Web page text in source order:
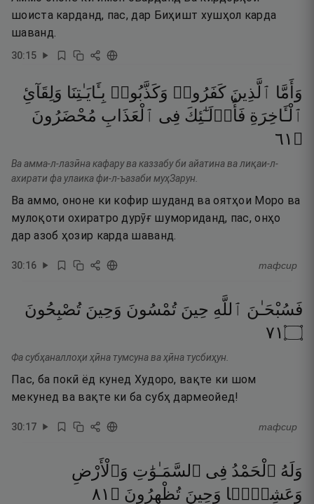
шоиста карданд, пас, дар Биҳишт хушҳол карда
шаванд.
30:15
وَأَمَّا ٱلَّذِينَ كَفَرُوا۟ وَكَذَّبُوا۟ بِـَٔايَـٰتِنَا وَلِقَآئِ
ٱلْـَٔاخِرَةِ فَأُو۟لَـٰٓئِكَ فِى ٱلْعَذَابِ مُحْضَرُونَ
۝ ١٦
Ва амма-л-лазӣна кафару ва каззабу би айатина ва лиқаи-л-
ахирати фа улаика фи-л-ъазаби муҳЗарун.
Ва аммо, ононе ки кофир шуданд ва оятҳои Моро ва
мулоқоти охиратро дурӯғ шумориданд, пас, онҳо
дар азоб ҳозир карда шаванд.
30:16 тафсир
فَسُبْحَـٰنَ ٱللَّهِ حِينَ تُمْسُونَ وَحِينَ تُصْبِحُونَ
۝١٧
Фа субҳаналлоҳи ҳӣна тумсуна ва ҳӣна тусбиҳун.
Пас, ба покӣ ёд кунед Худоро, вақте ки шом
мекунед ва вақте ки ба субҳ дармеойед!
30:17 тафсир
وَلَهُ ٱلْحَمْدُ فِى ٱلسَّمَـٰوَٰتِ وَٱلْأَرْضِ
وَعَشِيًّۭا وَحِينَ تُظْهِرُونَ ۝ ١٨